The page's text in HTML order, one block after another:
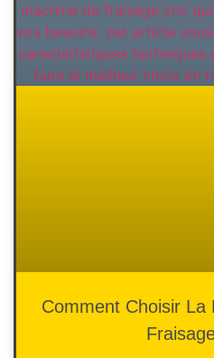
Comment Choisir La